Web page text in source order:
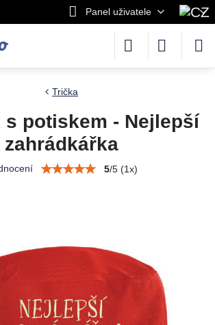
Panel uživatele
Trička
s potiskem - Nejlepší
zahrádkářka
5/5 (1x)